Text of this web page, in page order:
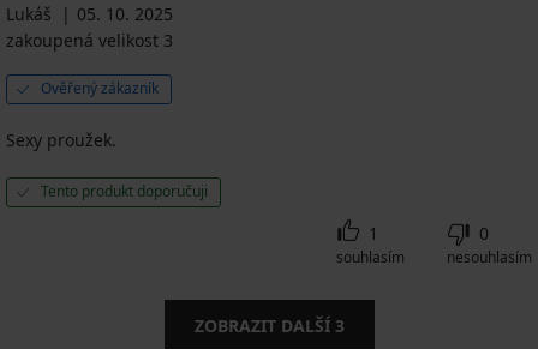
Lukáš
05. 10. 2025
zakoupená velikost 3
Ověřený zákazník
Sexy proužek.
Tento produkt doporučuji
1
souhlasím
0
nesouhlasím
ZOBRAZIT DALŠÍ 3